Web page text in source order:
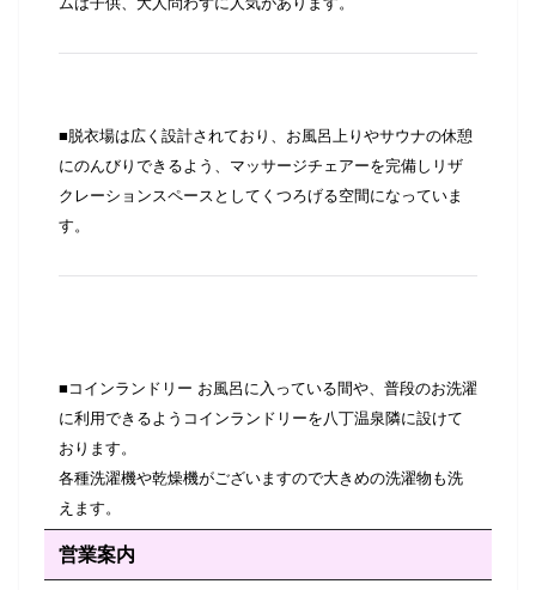
■脱衣場は広く設計されており、お風呂上りやサウナの休憩
にのんびりできるよう、マッサージチェアーを完備しリザ
クレーションスペースとしてくつろげる空間になっていま
す。
■コインランドリー お風呂に入っている間や、普段のお洗濯
に利用できるようコインランドリーを八丁温泉隣に設けて
おります。
各種洗濯機や乾燥機がございますので大きめの洗濯物も洗
えます。
営業案内